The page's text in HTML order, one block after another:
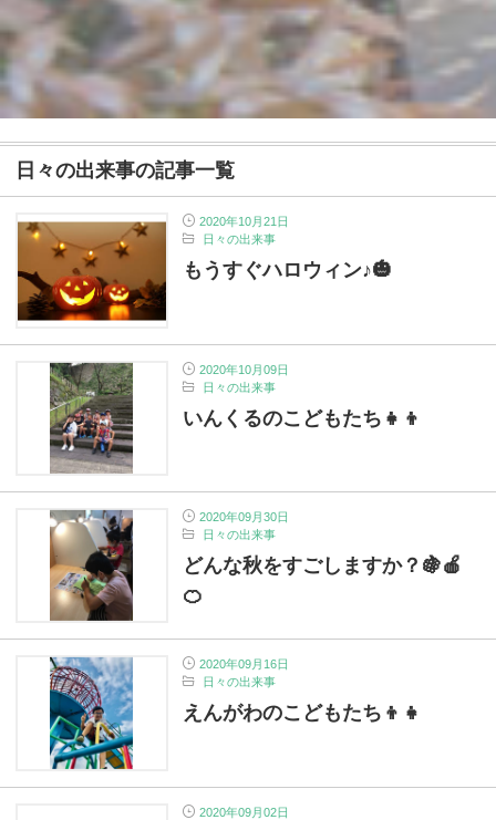
日々の出来事の記事一覧
2020年10月21日
日々の出来事
もうすぐハロウィン♪🎃
2020年10月09日
日々の出来事
いんくるのこどもたち👧👦
2020年09月30日
日々の出来事
どんな秋をすごしますか？🍇🍎
🍊
2020年09月16日
日々の出来事
えんがわのこどもたち👦👧
2020年09月02日